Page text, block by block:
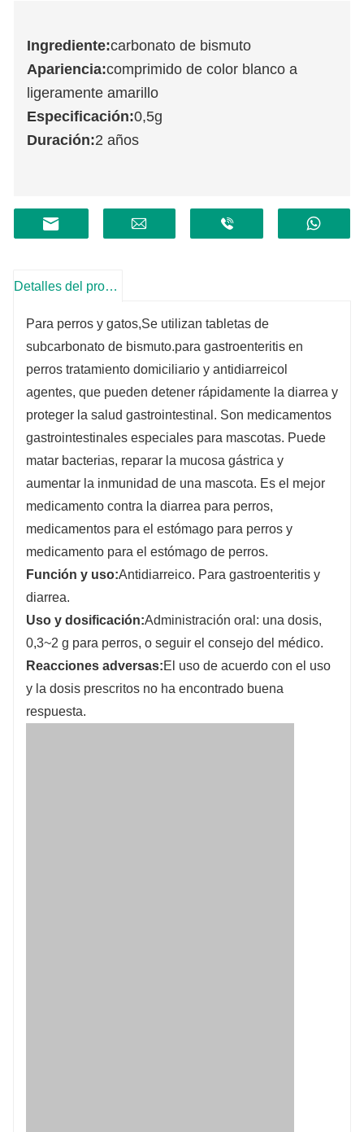
Ingrediente:carbonato de bismuto
Apariencia:comprimido de color blanco a
ligeramente amarillo
Especificación:0,5g
Duración:2 años
Detalles del producto
Para perros y gatos,Se utilizan tabletas de
subcarbonato de bismuto.para gastroenteritis en
perros tratamiento domiciliario y antidiarreico
agentes, que pueden detener rápidamente la diarrea y
proteger la salud gastrointestinal. Son medicamentos
gastrointestinales especiales para mascotas. Puede
matar bacterias, reparar la mucosa gástrica y
aumentar la inmunidad de una mascota. Es el mejor
medicamento contra la diarrea para perros,
medicamentos para el estómago para perros y
medicamento para el estómago de perros.
Función y uso:Antidiarreico. Para gastroenteritis y
diarrea.
Uso y dosificación:Administración oral: una dosis,
0,3~2 g para perros, o seguir el consejo del médico.
Reacciones adversas:El uso de acuerdo con el uso
y la dosis prescritos no ha encontrado buena
respuesta.